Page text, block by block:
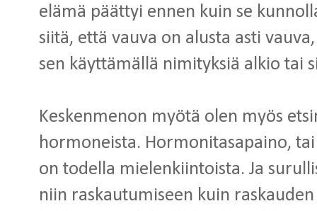
elämä päättyi ennen kuin se
siitä, että vauva on alusta asti
sen käyttämällä nimityksiä alkio tai
Keskenmenon myötä olen myös
hormoneista. Hormonitasapaino,
on todella mielenkiintoista. Ja
niin raskautumiseen kuin